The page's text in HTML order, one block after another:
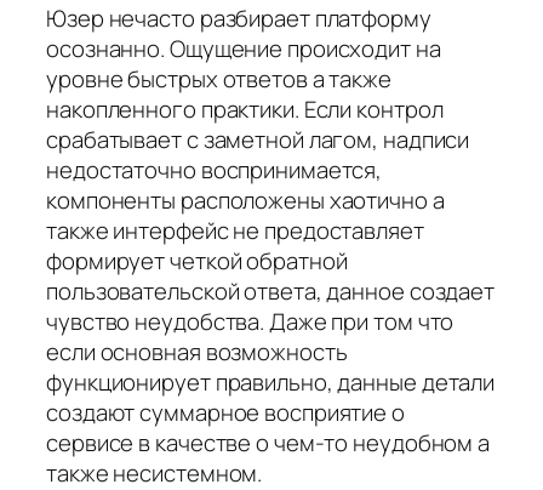
Юзер нечасто разбирает платформу
осознанно. Ощущение происходит на
уровне быстрых ответов а также
накопленного практики. Если контрол
срабатывает с заметной лагом, надписи
недостаточно воспринимается,
компоненты расположены хаотично а
также интерфейс не предоставляет
формирует четкой обратной
пользовательской ответа, данное создает
чувство неудобства. Даже при том что
если основная возможность
функционирует правильно, данные детали
создают суммарное восприятие о
сервисе в качестве о чем-то неудобном а
также несистемном.